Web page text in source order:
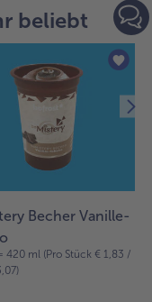
beliebt
Becher Vanille-
420 ml (Pro Stück € 1,83 /